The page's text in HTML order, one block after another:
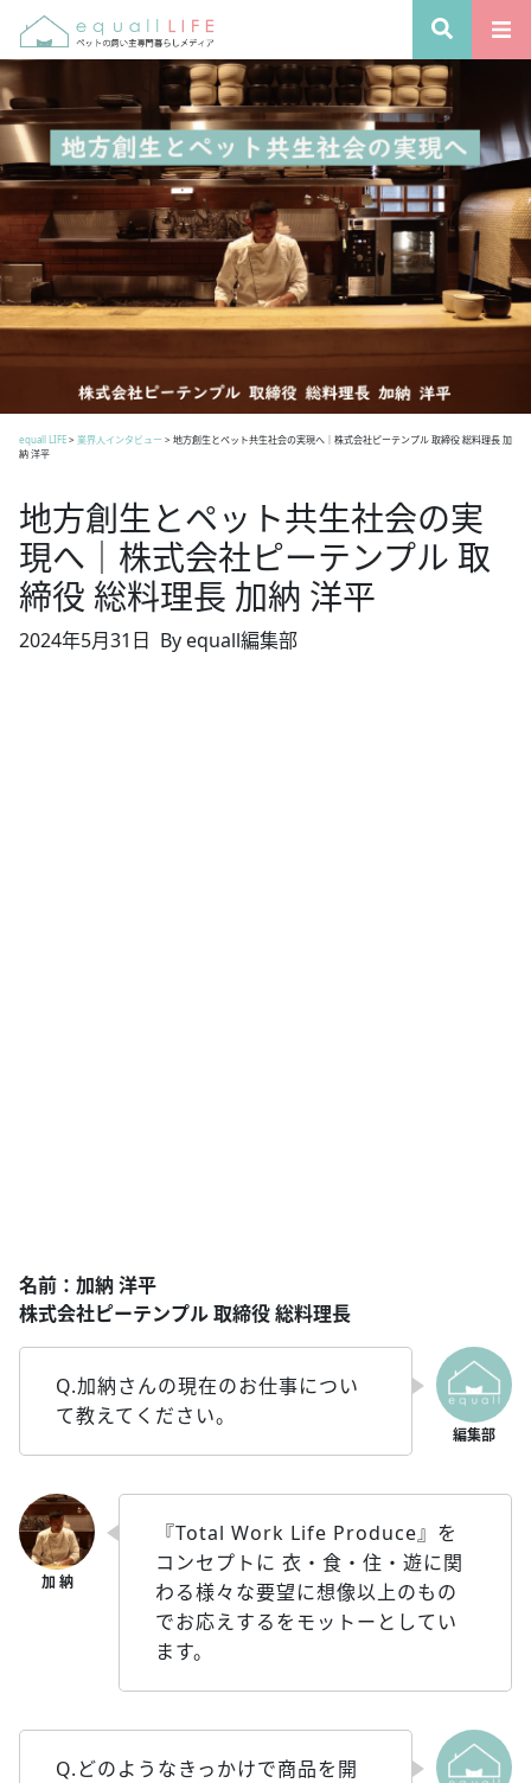
equall LIFE> 業界人インタビュー > 地方創生とペット共生社会の実現へ｜株式会社ピーテンプル 取締役 総料理長 加
納 洋平
地方創生とペット共生社会の実
現へ｜株式会社ピーテンプル 取
締役 総料理長 加納 洋平
2024年5月31日 By equall編集部
名前：加納 洋平
株式会社ピーテンプル 取締役 総料理長
Q.加納さんの現在のお仕事につい
て教えてください。
『Total Work Life Produce』を
コンセプトに 衣・食・住・遊に関
わる様々な要望に想像以上のもの
でお応えするをモットーとしてい
ます。
Q.どのようなきっかけで商品を開